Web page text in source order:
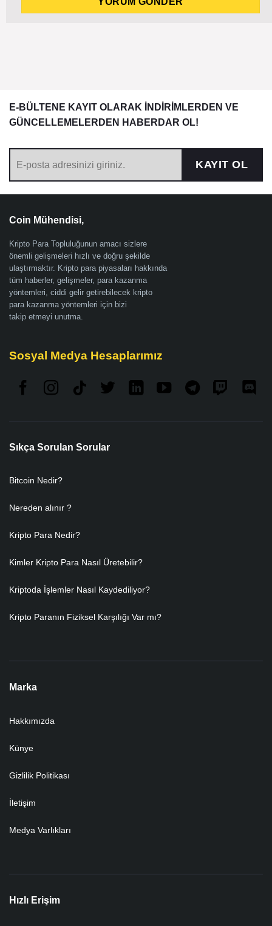
E-BÜLTENE KAYIT OLARAK İNDİRİMLERDEN VE
GÜNCELLEMELERDEN HABERDAR OL!
KAYIT OL
Coin Mühendisi,
Kripto Para Topluluğunun amacı sizlere
önemli gelişmeleri hızlı ve doğru şekilde
ulaştırmaktır. Kripto para piyasaları hakkında
tüm haberler, gelişmeler, para kazanma
yöntemleri, ciddi gelir getirebilecek kripto
para kazanma yöntemleri için bizi
takip etmeyi unutma.
Sosyal Medya Hesaplarımız
Sıkça Sorulan Sorular
Bitcoin Nedir?
Nereden alınır ?
Kripto Para Nedir?
Kimler Kripto Para Nasıl Üretebilir?
Kriptoda İşlemler Nasıl Kaydediliyor?
Kripto Paranın Fiziksel Karşılığı Var mı?
Marka
Hakkımızda
Künye
Gizlilik Politikası
İletişim
Medya Varlıkları
Hızlı Erişim